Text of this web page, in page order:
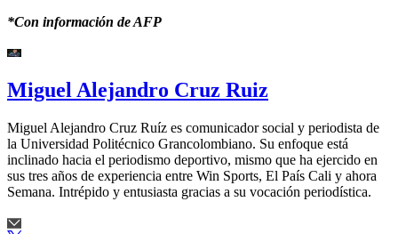
*Con información de AFP
Miguel Alejandro Cruz Ruiz
Miguel Alejandro Cruz Ruíz es comunicador social y periodista de
la Universidad Politécnico Grancolombiano. Su enfoque está
inclinado hacia el periodismo deportivo, mismo que ha ejercido en
sus tres años de experiencia entre Win Sports, El País Cali y ahora
Semana. Intrépido y entusiasta gracias a su vocación periodística.